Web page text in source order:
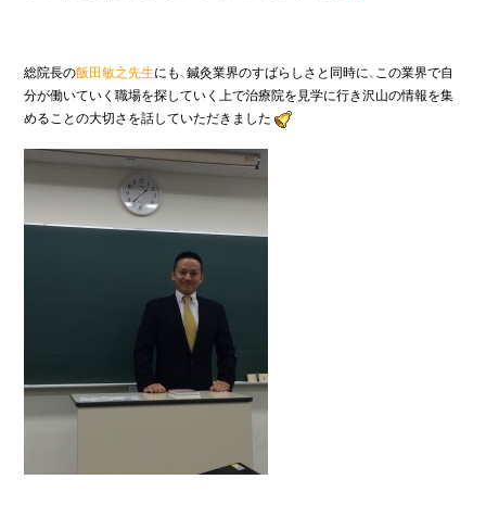
総院長の飯田敏之先生にも、鍼灸業界のすばらしさと同時に、この業界で自
分が働いていく職場を探していく上で治療院を見学に行き沢山の情報を集
めることの大切さを話していただきました